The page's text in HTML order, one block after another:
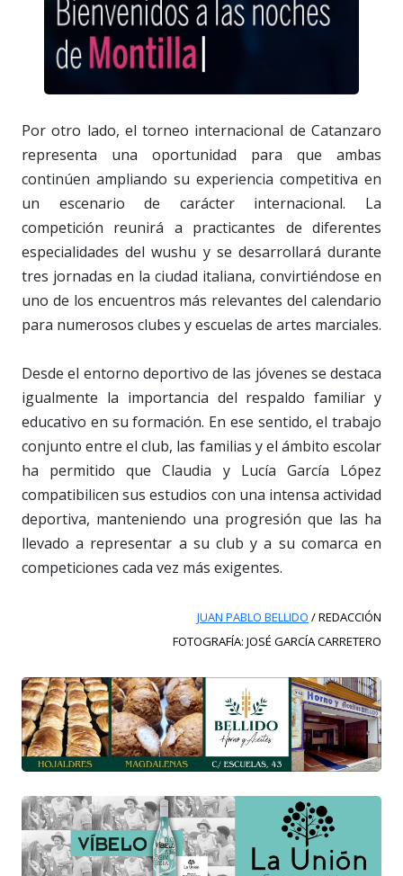
Por otro lado, el torneo internacional de Catanzaro
representa una oportunidad para que ambas
continúen ampliando su experiencia competitiva en
un escenario de carácter internacional. La
competición reunirá a practicantes de diferentes
especialidades del wushu y se desarrollará durante
tres jornadas en la ciudad italiana, convirtiéndose en
uno de los encuentros más relevantes del calendario
para numerosos clubes y escuelas de artes marciales.
Desde el entorno deportivo de las jóvenes se destaca
igualmente la importancia del respaldo familiar y
educativo en su formación. En ese sentido, el trabajo
conjunto entre el club, las familias y el ámbito escolar
ha permitido que Claudia y Lucía García López
compatibilicen sus estudios con una intensa actividad
deportiva, manteniendo una progresión que las ha
llevado a representar a su club y a su comarca en
competiciones cada vez más exigentes.
JUAN PABLO BELLIDO / REDACCIÓN
FOTOGRAFÍA: JOSÉ GARCÍA CARRETERO